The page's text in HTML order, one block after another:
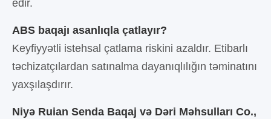
edir.
ABS baqajı asanlıqla çatlayır?
Keyfiyyətli istehsal çatlama riskini azaldır. Etibarlı
təchizatçılardan satınalma dayanıqlılığın təminatını
yaxşılaşdırır.
Niyə Ruian Senda Baqaj və Dəri Məhsulları Co.,